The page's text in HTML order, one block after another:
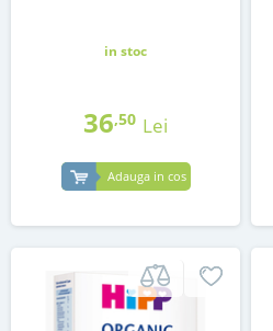
in stoc
36,50 Lei
Adauga in cos